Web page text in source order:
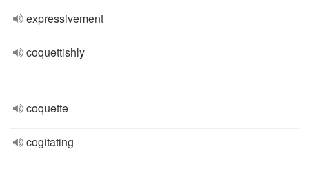
expressivement
coquettishly
coquette
cogitating